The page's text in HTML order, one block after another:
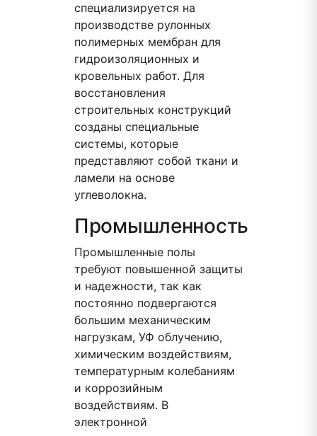
специализируется на
производстве рулонных
полимерных мембран для
гидроизоляционных и
кровельных работ. Для
восстановления
строительных конструкций
созданы специальные
системы, которые
представляют собой ткани и
ламели на основе
углеволокна.
Промышленность
Промышленные полы
требуют повышенной защиты
и надежности, так как
постоянно подвергаются
большим механическим
нагрузкам, УФ облучению,
химическим воздействиям,
температурным колебаниям
и коррозийным
воздействиям. В
электронной